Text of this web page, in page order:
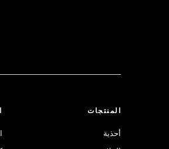
المنتجات
أحذية